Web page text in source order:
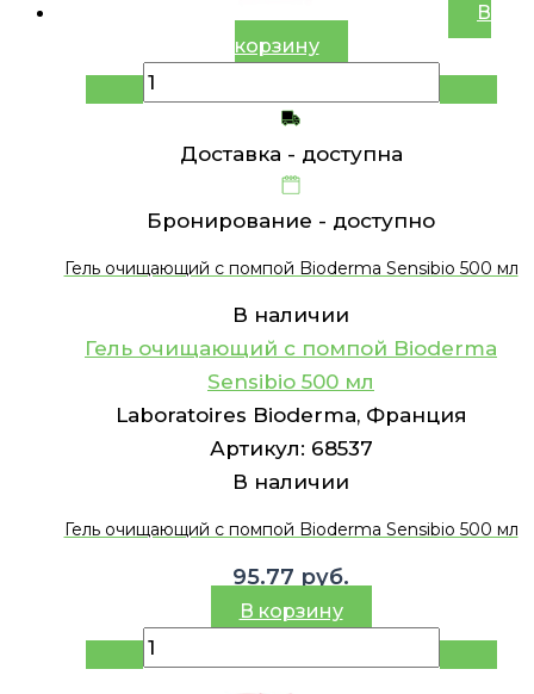
В
корзину
Доставка - доступна
Бронирование - доступно
Гель очищающий с помпой Bioderma Sensibio 500 мл
В наличии
Гель очищающий с помпой Bioderma
Sensibio 500 мл
Laboratoires Bioderma, Франция
Артикул: 68537
В наличии
Гель очищающий с помпой Bioderma Sensibio 500 мл
95.77 руб.
В корзину